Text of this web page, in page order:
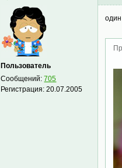
Пользователь
Сообщений:705
Регистрация:20.07.2005